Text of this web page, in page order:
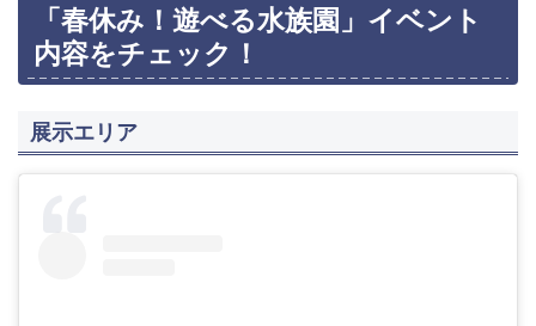
「春休み！遊べる水族園」イベント
内容をチェック！
展示エリア